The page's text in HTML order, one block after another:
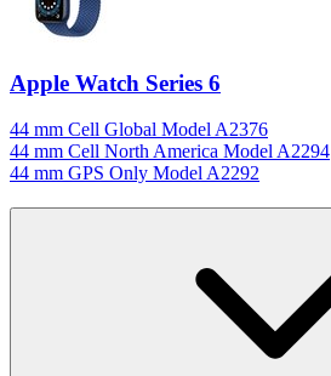
Apple Watch Series 6
44 mm Cell Global Model A2376
44 mm Cell North America Model A2294
44 mm GPS Only Model A2292